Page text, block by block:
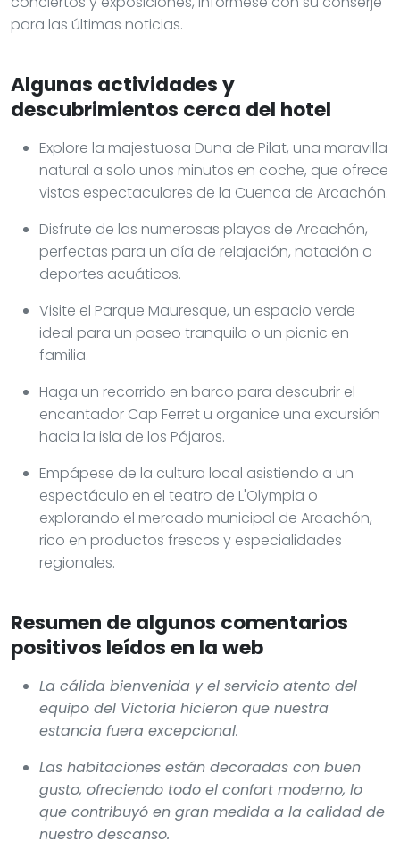
para las últimas noticias.
Algunas actividades y
descubrimientos cerca del hotel
Explore la majestuosa Duna de Pilat, una maravilla
natural a solo unos minutos en coche, que ofrece
vistas espectaculares de la Cuenca de Arcachón.
Disfrute de las numerosas playas de Arcachón,
perfectas para un día de relajación, natación o
deportes acuáticos.
Visite el Parque Mauresque, un espacio verde
ideal para un paseo tranquilo o un picnic en
familia.
Haga un recorrido en barco para descubrir el
encantador Cap Ferret u organice una excursión
hacia la isla de los Pájaros.
Empápese de la cultura local asistiendo a un
espectáculo en el teatro de L'Olympia o
explorando el mercado municipal de Arcachón,
rico en productos frescos y especialidades
regionales.
Resumen de algunos comentarios
positivos leídos en la web
La cálida bienvenida y el servicio atento del
equipo del Victoria hicieron que nuestra
estancia fuera excepcional.
Las habitaciones están decoradas con buen
gusto, ofreciendo todo el confort moderno, lo
que contribuyó en gran medida a la calidad de
nuestro descanso.